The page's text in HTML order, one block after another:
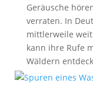
Geräusche
verraten. In
mittlerweile
kann ihre Rufe
Wäldern